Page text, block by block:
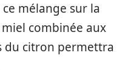
mélange sur la
combinée aux
du citron permettra